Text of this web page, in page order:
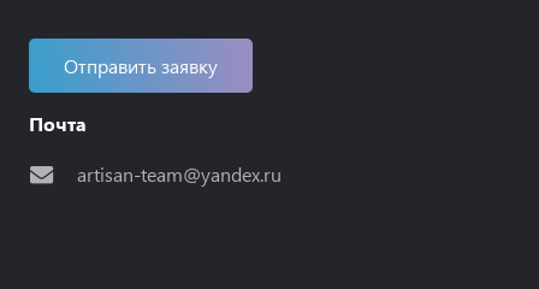
Отправить заявку
Почта
artisan-team@yandex.ru